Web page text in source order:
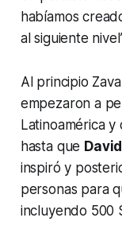
habíamos
al siguiente
Al principio
empezaron a
Latinoamérica
hasta que
inspiró y
personas para
incluyendo 500